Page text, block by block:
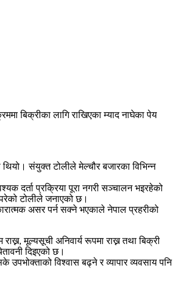
बिक्रीका लागि राखिएका म्याद नाघेका पेय
संयुक्त टोलीले मेल्चौर बजारका विभिन्न
दर्ता प्रक्रिया पूरा नगरी सञ्चालन भइरहेको
टोलीले जनाएको छ।
असर पर्न सक्ने भएकाले नेपाल प्रहरीको
मूल्यसूची अनिवार्य रूपमा राख्न तथा बिक्री
दिइएको छ।
उपभोक्ताको विश्वास बढ्ने र व्यापार व्यवसाय पनि